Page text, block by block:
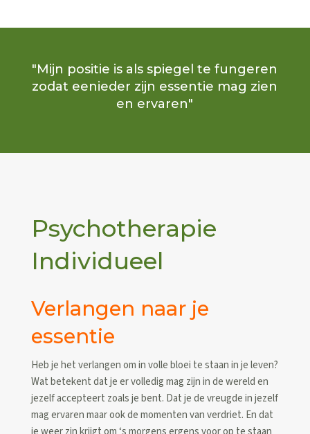
"Mijn positie is als spiegel te fungeren
zodat eenieder zijn essentie mag zien
en ervaren"
Psychotherapie
Individueel
Verlangen naar je
essentie
Heb je het verlangen om in volle bloei te staan in je leven?
Wat betekent dat je er volledig mag zijn in de wereld en
jezelf accepteert zoals je bent. Dat je de vreugde in jezelf
mag ervaren maar ook de momenten van verdriet. En dat